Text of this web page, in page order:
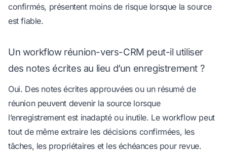
confirmés, présentent moins de risque lorsque la source
est fiable.
Un workflow réunion-vers-CRM peut-il utiliser
des notes écrites au lieu d’un enregistrement ?
Oui. Des notes écrites approuvées ou un résumé de
réunion peuvent devenir la source lorsque
l’enregistrement est inadapté ou inutile. Le workflow peut
tout de même extraire les décisions confirmées, les
tâches, les propriétaires et les échéances pour revue.